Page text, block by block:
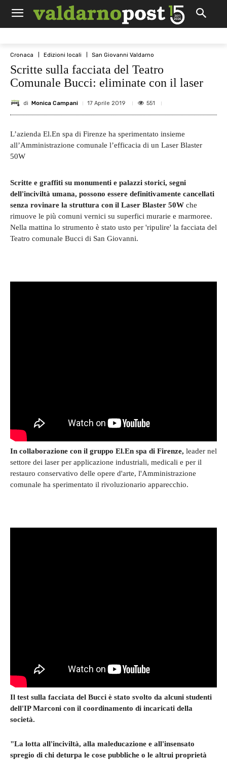
Cronaca Edizioni locali San Giovanni Valdarno
Scritte sulla facciata del Teatro
Comunale Bucci: eliminate con il laser
di Monica Campani 17 Aprile 2019 551
L’azienda El.En spa di Firenze ha sperimentato insieme
all’Amministrazione comunale l’efficacia di un Laser Blaster
50W
Scritte e graffiti su monumenti e palazzi storici, segni
dell'inciviltà umana, possono essere definitivamente cancellati
senza rovinare la struttura con il Laser Blaster 50W che
rimuove le più comuni vernici su superfici murarie e marmoree.
Nella mattina lo strumento è stato usto per 'ripulire' la facciata del
Teatro comunale Bucci di San Giovanni.
In collaborazione con il gruppo El.En spa di Firenze, leader nel
settore dei laser per applicazione industriali, medicali e per il
restauro conservativo delle opere d'arte, l'Amministrazione
comunale ha sperimentato il rivoluzionario apparecchio.
Il test sulla facciata del Bucci è stato svolto da alcuni studenti
dell'IP Marconi con il coordinamento di incaricati della
società.
"La lotta all'inciviltà, alla maleducazione e all'insensato
spregio di chi deturpa le cose pubbliche o le altrui proprietà